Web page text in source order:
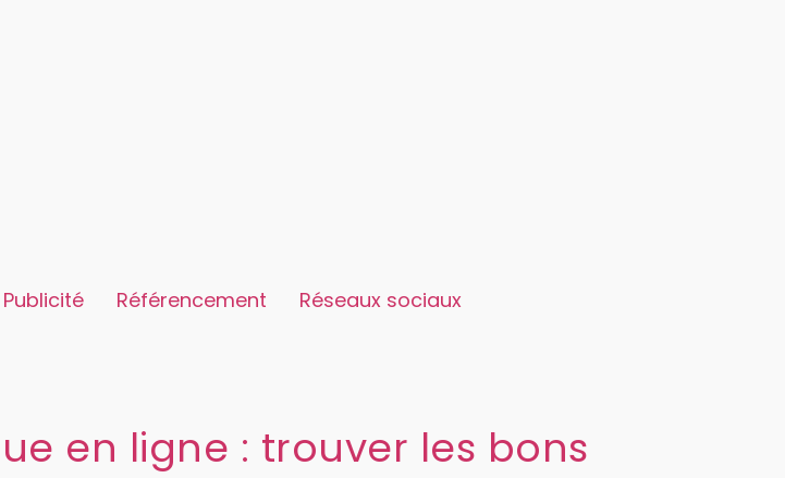
Publicité Référencement Réseaux sociaux
en ligne : trouver les bons